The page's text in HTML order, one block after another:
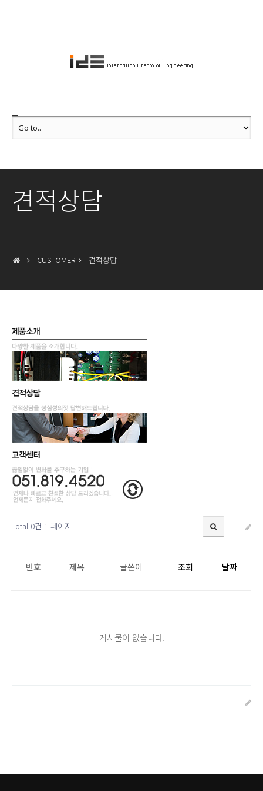
견적상담
CUSTOMER 견적상담
Total 0건 1 페이지
번호 제목 글쓴이 조회 날짜
게시물이 없습니다.